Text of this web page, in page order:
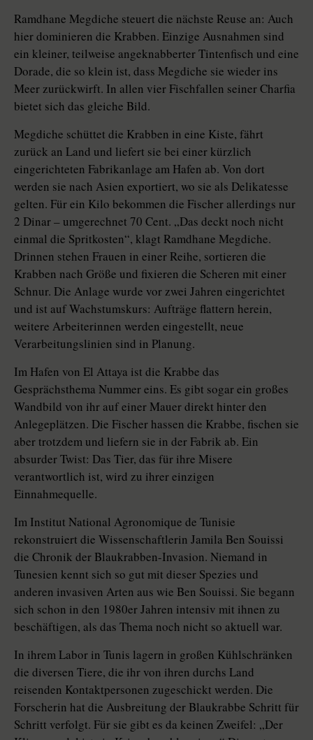
Ramdhane Megdiche steuert die nächste Reuse an: Auch
hier dominieren die Krabben. Einzige Ausnahmen sind
ein kleiner, teilweise angeknabberter Tintenfisch und eine
Dorade, die so klein ist, dass Megdiche sie wieder ins
Meer zurückwirft. In allen vier Fischfallen seiner Charfia
bietet sich das gleiche Bild.
Megdiche schüttet die Krabben in eine Kiste, fährt
zurück an Land und liefert sie bei einer kürzlich
eingerichteten Fabrikanlage am Hafen ab. Von dort
werden sie nach Asien exportiert, wo sie als Delikatesse
gelten. Für ein Kilo bekommen die Fischer allerdings nur
2 Dinar – umgerechnet 70 Cent. „Das deckt noch nicht
einmal die Spritkosten“, klagt Ramdhane Megdiche.
Drinnen stehen Frauen in einer Reihe, sortieren die
Krabben nach Größe und fixieren die Scheren mit einer
Schnur. Die Anlage wurde vor zwei Jahren eingerichtet
und ist auf Wachstumskurs: Aufträge flattern herein,
weitere Arbeiterinnen werden eingestellt, neue
Verarbeitungslinien sind in Planung.
Im Hafen von El Attaya ist die Krabbe das
Gesprächsthema Nummer eins. Es gibt sogar ein großes
Wandbild von ihr auf einer Mauer direkt hinter den
Anlegeplätzen. Die Fischer hassen die Krabbe, fischen sie
aber trotzdem und liefern sie in der Fabrik ab. Ein
absurder Twist: Das Tier, das für ihre Misere
verantwortlich ist, wird zu ihrer einzigen
Einnahmequelle.
Im Institut National Agronomique de Tunisie
rekonstruiert die Wissenschaftlerin Jamila Ben Souissi
die Chronik der Blaukrabben-Invasion. Niemand in
Tunesien kennt sich so gut mit dieser Spezies und
anderen invasiven Arten aus wie Ben Souissi. Sie begann
sich schon in den 1980er Jahren intensiv mit ihnen zu
beschäftigen, als das Thema noch nicht so aktuell war.
In ihrem Labor in Tunis lagern in großen Kühlschränken
die diversen Tiere, die ihr von ihren durchs Land
reisenden Kontaktpersonen zugeschickt werden. Die
Forscherin hat die Ausbreitung der Blaukrabbe Schritt für
Schritt verfolgt. Für sie gibt es da keinen Zweifel: „Der